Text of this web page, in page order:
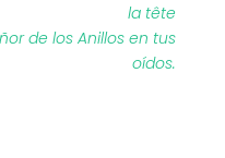
la tête
de los Anillos en tus
oídos.